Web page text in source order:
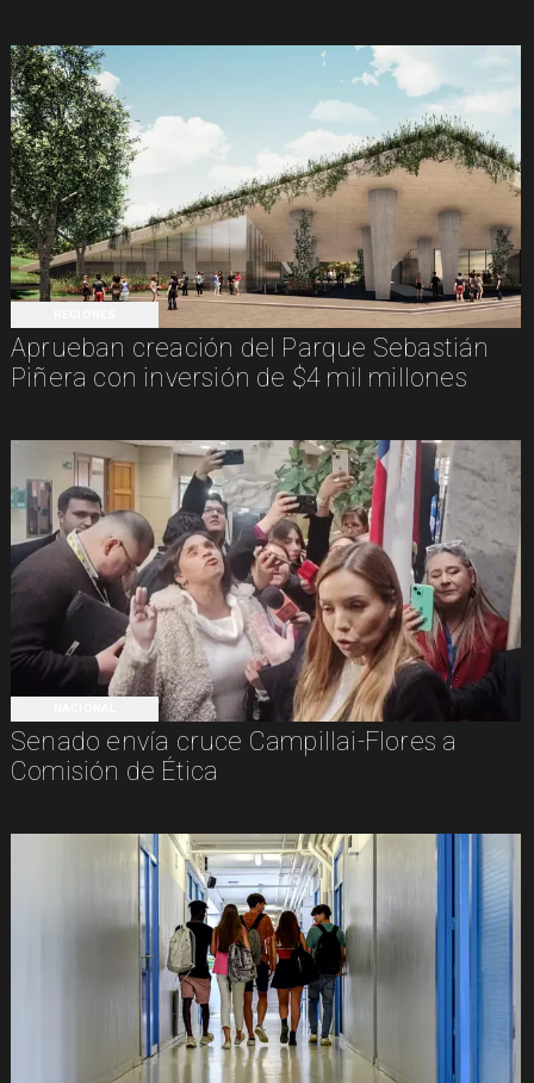
Aprueban creación del Parque Sebastián
Piñera con inversión de $4 mil millones
Senado envía cruce Campillai-Flores a
Comisión de Ética